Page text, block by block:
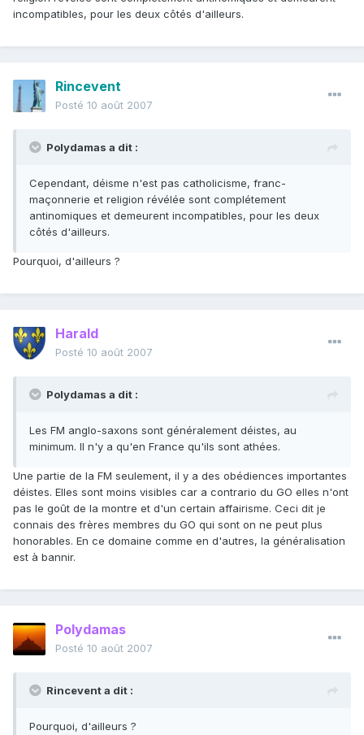
incompatibles, pour les deux côtés d'ailleurs.
Rincevent
Posté 10 août 2007
Polydamas a dit :
Cependant, déisme n'est pas catholicisme, franc-
maçonnerie et religion révélée sont complétement
antinomiques et demeurent incompatibles, pour les deux
côtés d'ailleurs.
Pourquoi, d'ailleurs ?
Harald
Posté 10 août 2007
Polydamas a dit :
Les FM anglo-saxons sont généralement déistes, au
minimum. Il n'y a qu'en France qu'ils sont athées.
Une partie de la FM seulement, il y a des obédiences importantes
déistes. Elles sont moins visibles car a contrario du GO elles n'ont
pas le goût de la montre et d'un certain affairisme. Ceci dit je
connais des frères membres du GO qui sont on ne peut plus
honorables. En ce domaine comme en d'autres, la généralisation
est à bannir.
Polydamas
Posté 10 août 2007
Rincevent a dit :
Pourquoi, d'ailleurs ?